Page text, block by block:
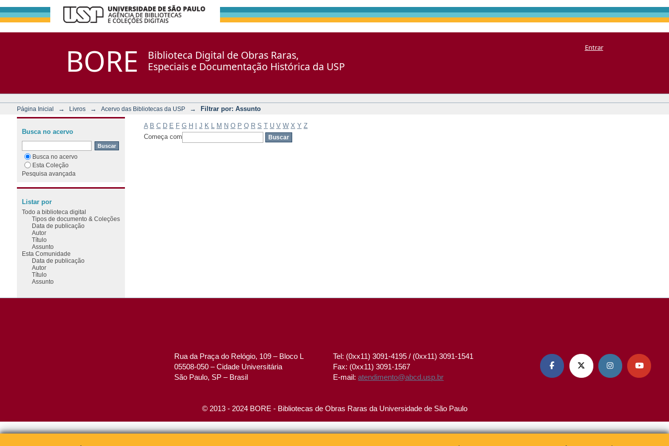
BORE
Biblioteca Digital de Obras Raras,
Especiais e Documentação Histórica da USP
Entrar
Página Inicial → Livros → Acervo das Bibliotecas da USP → Filtrar por: Assunto
A B C D E F G H J K M N O P Q R S T U V W X Y Z
Começa com
Busca no acervo
Busca no acervo
Esta Coleção
Pesquisa avançada
Listar por
Todo a biblioteca digital
Tipos de documento & Coleções
Data de publicação
Autor
Título
Assunto
Esta Comunidade
Data de publicação
Autor
Título
Assunto
Rua da Praça do Relógio, 109 – Bloco L
05508-050 – Cidade Universitária
São Paulo, SP – Brasil
Tel: (0xx11) 3091-4195 / (0xx11) 3091-1541
Fax: (0xx11) 3091-1567
E-mail:atendimento@abcd.usp.br
   
© 2013 - 2024 BORE - Bibliotecas de Obras Raras da Universidade de São Paulo